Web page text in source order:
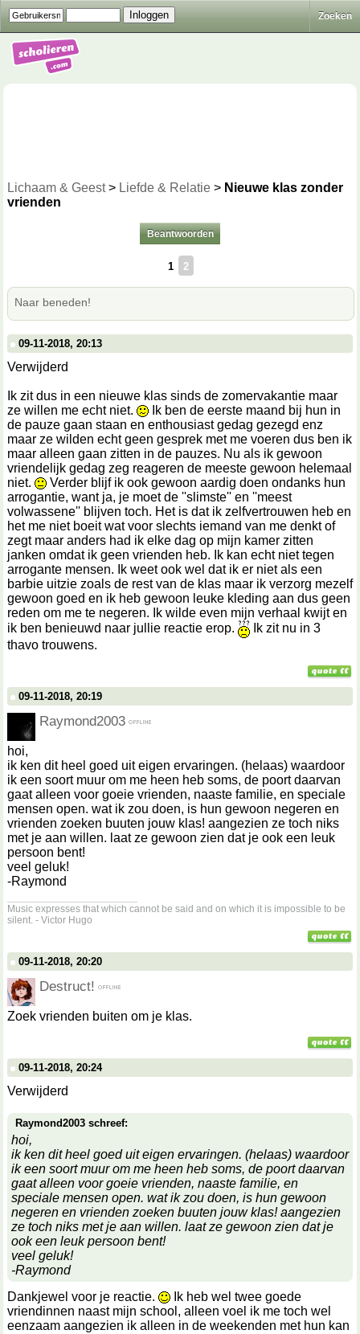
Zoeken
Lichaam & Geest> Liefde & Relatie > Nieuwe klas zonder
vrienden
Beantwoorden
1 2
Naar beneden!
09-11-2018, 20:13
Verwijderd
Ik zit dus in een nieuwe klas sinds de zomervakantie maar
ze willen me echt niet.
Ik ben de eerste maand bij hun in
de pauze gaan staan en enthousiast gedag gezegd enz
maar ze wilden echt geen gesprek met me voeren dus ben ik
maar alleen gaan zitten in de pauzes. Nu als ik gewoon
vriendelijk gedag zeg reageren de meeste gewoon helemaal
niet.
Verder blijf ik ook gewoon aardig doen ondanks hun
arrogantie, want ja, je moet de ''slimste'' en ''meest
volwassene'' blijven toch. Het is dat ik zelfvertrouwen heb en
het me niet boeit wat voor slechts iemand van me denkt of
zegt maar anders had ik elke dag op mijn kamer zitten
janken omdat ik geen vrienden heb. Ik kan echt niet tegen
arrogante mensen. Ik weet ook wel dat ik er niet als een
barbie uitzie zoals de rest van de klas maar ik verzorg mezelf
gewoon goed en ik heb gewoon leuke kleding aan dus geen
reden om me te negeren. Ik wilde even mijn verhaal kwijt en
ik ben benieuwd naar jullie reactie erop.
Ik zit nu in 3
thavo trouwens.
09-11-2018, 20:19
Raymond2003
hoi,
ik ken dit heel goed uit eigen ervaringen. (helaas) waardoor
ik een soort muur om me heen heb soms, de poort daarvan
gaat alleen voor goeie vrienden, naaste familie, en speciale
mensen open. wat ik zou doen, is hun gewoon negeren en
vrienden zoeken buuten jouw klas! aangezien ze toch niks
met je aan willen. laat ze gewoon zien dat je ook een leuk
persoon bent!
veel geluk!
-Raymond
Music expresses that which cannot be said and on which it is impossible to be
silent. - Victor Hugo
09-11-2018, 20:20
Destruct!
Zoek vrienden buiten om je klas.
09-11-2018, 20:24
Verwijderd
Raymond2003 schreef:
hoi,
ik ken dit heel goed uit eigen ervaringen. (helaas) waardoor
ik een soort muur om me heen heb soms, de poort daarvan
gaat alleen voor goeie vrienden, naaste familie, en
speciale mensen open. wat ik zou doen, is hun gewoon
negeren en vrienden zoeken buuten jouw klas! aangezien
ze toch niks met je aan willen. laat ze gewoon zien dat je
ook een leuk persoon bent!
veel geluk!
-Raymond
Dankjewel voor je reactie.
Ik heb wel twee goede
vriendinnen naast mijn school, alleen voel ik me toch wel
eenzaam aangezien ik alleen in de weekenden met hun kan